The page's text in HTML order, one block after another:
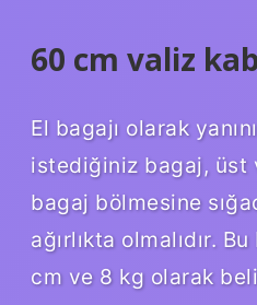
60 cm valiz
El bagajı olarak
istediğiniz bagaj, üst
bagaj bölmesine
ağırlıkta olmalıdır.
cm ve 8 kg olarak